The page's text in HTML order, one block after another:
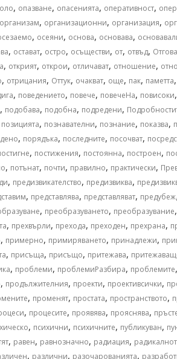
, опазване, опасенията, оперативност,
организам, организационни, организация,
, осеяни, основа, основава,
, остават, остро, осъществи, от, отвъд,
, открият, открои, отличават, отношение,
, отрицания, Оттук, очакват, още, пак, паметта,
, поведението, повече, повечеНа, повисоки,
, подобава, подобна, подредени,
позицията, познавателни, познание, показва,
, порядъка, последните, посочват,
, постижения, постоянна, построен,
, потънат, почти, правилно, практически,
, предизвикателство, предизвиква,
, представлява, представляват,
, преобразуването, преобразувание,
, прехвърли, прехода, преходен, прехрана,
, примерно, примиряването, принадлежи,
, присъща, присъщо, притежава,
, проблеми, проблемиРазбира, проблемите,
, продължителния, проекти, проективсички,
, променят, простата, пространството,
, процесите, проявява, прояснява,
, психични, психичните, публикуван,
, равен, равнозначно, радиация,
, различни, разочарованията,